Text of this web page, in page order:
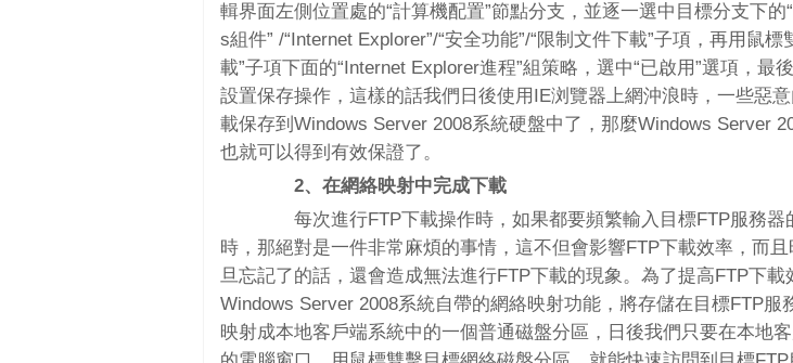
輯界面左側位置處的“計算機配置”節點分支，並逐一選中目標分支下的
s組件” /“Internet Explorer”/“安全功能”/“限制文件下載”子項，再用鼠標
載”子項下面的“Internet Explorer進程”組策略，選中“已啟用”選項，最
設置保存操作，這樣的話我們日後使用IE浏覽器上網沖浪時，一些惡
載保存到Windows Server 2008系統硬盤中了，那麼Windows Server
也就可以得到有效保證了。
2、在網絡映射中完成下載
每次進行FTP下載操作時，如果都要頻繁輸入目標FTP服務器
時，那絕對是一件非常麻煩的事情，這不但會影響FTP下載效率，而
旦忘記了的話，還會造成無法進行FTP下載的現象。為了提高FTP下載
Windows Server 2008系統自帶的網絡映射功能，將存儲在目標FTP服
映射成本地客戶端系統中的一個普通磁盤分區，日後我們只要在本地